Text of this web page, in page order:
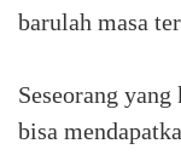
barulah masa
Seseorang
bisa